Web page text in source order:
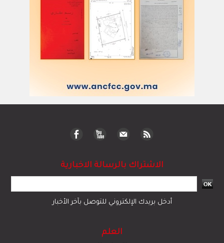
الاشتراك بالرسالة الاخبارية
أدخل بريدك الإلكتروني للتوصل بآخر الأخبار
العلم